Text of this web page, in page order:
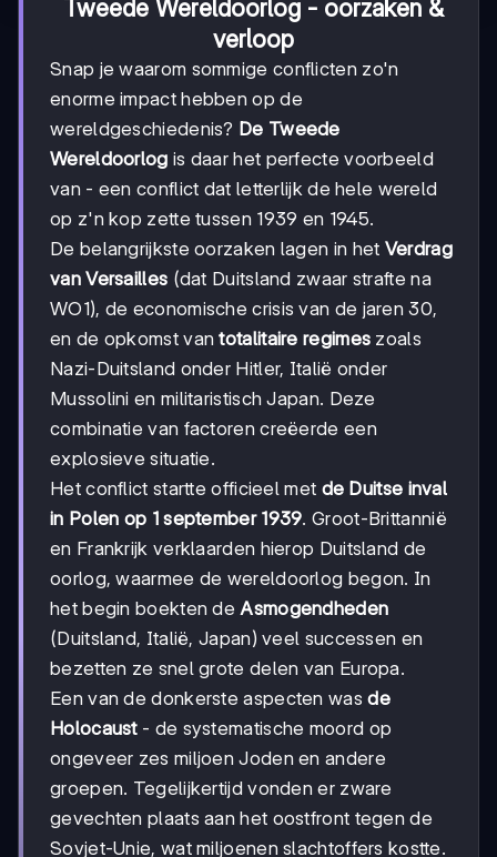
Tweede Wereldoorlog - oorzaken &
verloop
Snap je waarom sommige conflicten zo'n
enorme impact hebben op de
wereldgeschiedenis? De Tweede
Wereldoorlog is daar het perfecte voorbeeld
van - een conflict dat letterlijk de hele wereld
op z'n kop zette tussen 1939 en 1945.
De belangrijkste oorzaken lagen in het Verdrag
van Versailles (dat Duitsland zwaar strafte na
WO1), de economische crisis van de jaren 30,
en de opkomst vantotalitaire regimes zoals
Nazi-Duitsland onder Hitler, Italië onder
Mussolini en militaristisch Japan. Deze
combinatie van factoren creëerde een
explosieve situatie.
Het conflict startte officieel met de Duitse inval
in Polen op 1 september 1939. Groot-Brittannië
en Frankrijk verklaarden hierop Duitsland de
oorlog, waarmee de wereldoorlog begon. In
het begin boekten deAsmogendheden
(Duitsland, Italië, Japan) veel successen en
bezetten ze snel grote delen van Europa.
Een van de donkerste aspecten wasde
Holocaust- de systematische moord op
ongeveer zes miljoen Joden en andere
groepen. Tegelijkertijd vonden er zware
gevechten plaats aan het oostfront tegen de
Sovjet-Unie, wat miljoenen slachtoffers kostte.